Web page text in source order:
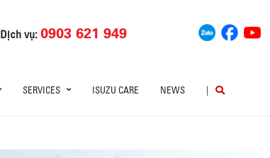
Dịch vụ:0903 621 949
SERVICES ISUZU CARE NEWS |